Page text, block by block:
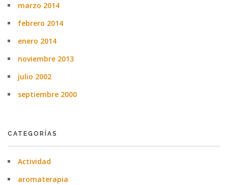
marzo 2014
febrero 2014
enero 2014
noviembre 2013
julio 2002
septiembre 2000
CATEGORÍAS
Actividad
aromaterapia